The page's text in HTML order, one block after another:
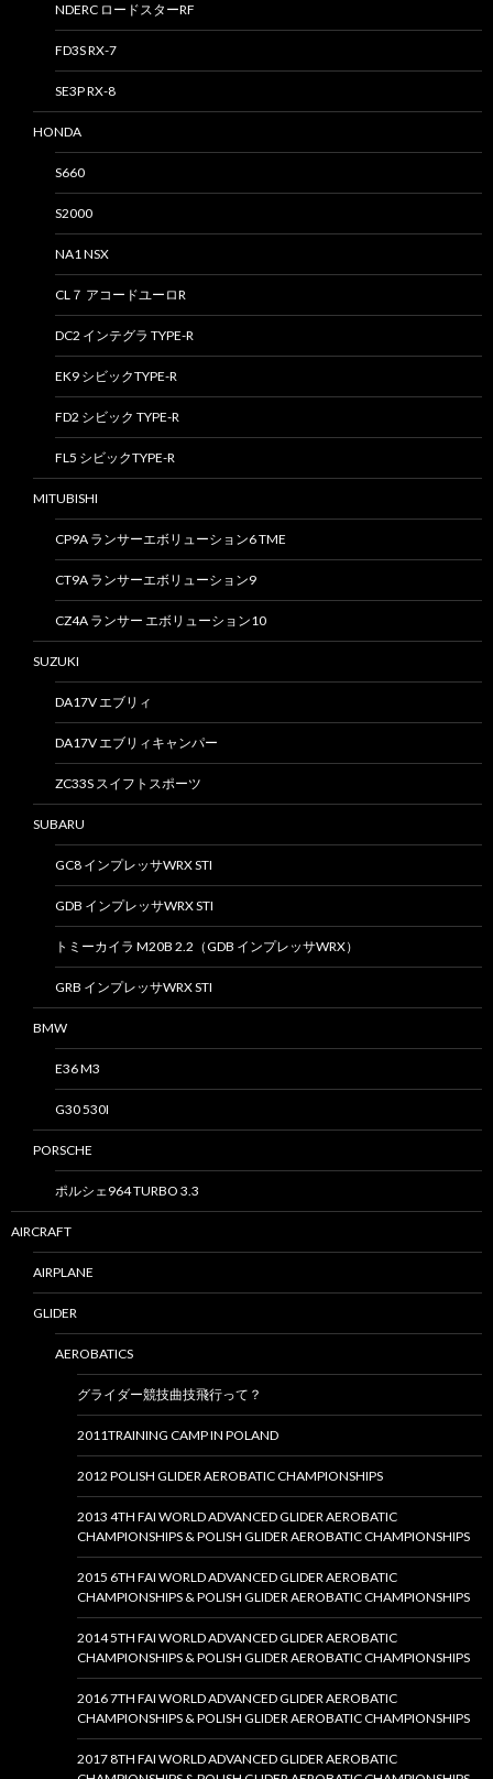
NDERC ロードスターRF
FD3S RX-7
SE3P RX-8
HONDA
S660
S2000
NA1 NSX
CL７ アコードユーロR
DC2 インテグラ TYPE-R
EK9 シビックTYPE-R
FD2 シビック TYPE-R
FL5 シビックTYPE-R
MITUBISHI
CP9A ランサーエボリューション6 TME
CT9A ランサーエボリューション9
CZ4A ランサー エボリューション10
SUZUKI
DA17V エブリィ
DA17V エブリィキャンパー
ZC33S スイフトスポーツ
SUBARU
GC8 インプレッサWRX STI
GDB インプレッサWRX STI
トミーカイラ M20B 2.2（GDB インプレッサWRX）
GRB インプレッサWRX STI
BMW
E36 M3
G30 530I
PORSCHE
ポルシェ964 TURBO 3.3
AIRCRAFT
AIRPLANE
GLIDER
AEROBATICS
グライダー競技曲技飛行って？
2011TRAINING CAMP IN POLAND
2012 POLISH GLIDER AEROBATIC CHAMPIONSHIPS
2013 4TH FAI WORLD ADVANCED GLIDER AEROBATIC
CHAMPIONSHIPS & POLISH GLIDER AEROBATIC CHAMPIONSHIPS
2015 6TH FAI WORLD ADVANCED GLIDER AEROBATIC
CHAMPIONSHIPS & POLISH GLIDER AEROBATIC CHAMPIONSHIPS
2014 5TH FAI WORLD ADVANCED GLIDER AEROBATIC
CHAMPIONSHIPS & POLISH GLIDER AEROBATIC CHAMPIONSHIPS
2016 7TH FAI WORLD ADVANCED GLIDER AEROBATIC
CHAMPIONSHIPS & POLISH GLIDER AEROBATIC CHAMPIONSHIPS
2017 8TH FAI WORLD ADVANCED GLIDER AEROBATIC